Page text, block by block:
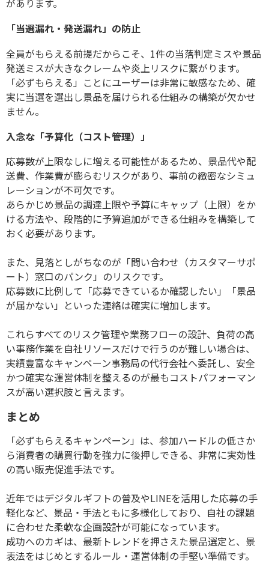
があります。
「当選漏れ・発送漏れ」の防止
全員がもらえる前提だからこそ、 1件の当落判定ミスや景品
発送ミスが大きなクレームや炎上リスクに繋がります。
「必ずもらえる」ことにユーザーは非常に敏感なため、確
実に当選を選出し景品を届けられる仕組みの構築が欠かせ
ません。
入念な「予算化（コスト管理）」
応募数が上限なしに増える可能性があるため、景品代や配
送費、作業費が膨らむリスクがあり、事前の緻密なシミュ
レーションが不可欠です。
あらかじめ景品の調達上限や予算にキャップ（上限）をか
ける方法や、段階的に予算追加ができる仕組みを構築して
おく必要があります。
また、見落としがちなのが「問い合わせ（カスタマーサポ
ート）窓口のパンク」のリスクです。
応募数に比例して「応募できているか確認したい」「景品
が届かない」といった連絡は確実に増加します。
これらすべてのリスク管理や業務フローの設計、負荷の高
い事務作業を自社リソースだけで行うのが難しい場合は、
実績豊富なキャンペーン事務局の代行会社へ委託し、安全
かつ確実な運営体制を整えるのが最もコストパフォーマン
スが高い選択肢と言えます。
まとめ
「必ずもらえるキャンペーン」は、参加ハードルの低さか
ら消費者の購買行動を強力に後押しできる、非常に実効性
の高い販売促進手法です。
近年ではデジタルギフトの普及やLINEを活用した応募の手
軽化など、景品・手法ともに多様化しており、自社の課題
に合わせた柔軟な企画設計が可能になっています。
成功へのカギは、最新トレンドを押さえた景品選定と、景
表法をはじめとするルール・運営体制の手堅い準備です。